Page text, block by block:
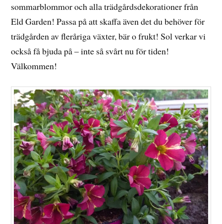
sommarblommor och alla trädgårdsdekorationer från
Eld Garden! Passa på att skaffa även det du behöver för
trädgården av fleråriga växter, bär o frukt! Sol verkar vi
också få bjuda på – inte så svårt nu för tiden!
Välkommen!